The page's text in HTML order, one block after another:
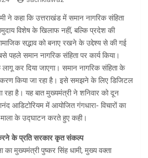
ने कहा कि उत्तराखंड में समान नागरिक संहिता
विशेष के खिलाफ नहीं, बल्कि प्रदेश की
सद्भाव को बनाए रखने के उद्देश्य से की गई
समान नागरिक संहिता पर कार्य किया।
कर दिया जाएगा। समान नागरिक संहिता के
किया जा रहा है। इसे समझने के लिए डिजिटल
रहा है। यह बात मुख्यमंत्री ने शनिवार को दून
आडिटोरियम में आयोजित गंगधारा- विचारों का
माला के उद्घाटन करते हुए कही।
के प्रति सरकार कृत संकल्प
का मुख्यमंत्री पुष्कर सिंह धामी, मुख्य वक्ता